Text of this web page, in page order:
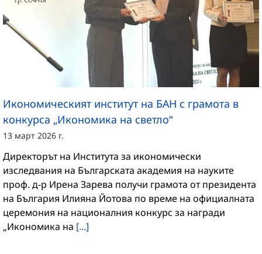
Икономическият институт на БАН с грамота в
конкурса „Икономика на светло“
13 март 2026 г.
Директорът на Института за икономически
изследвания на Българската академия на науките
проф. д-р Ирена Зарева получи грамота от президента
на България Илияна Йотова по време на официалната
церемония на националния конкурс за награди
„Икономика на [...]